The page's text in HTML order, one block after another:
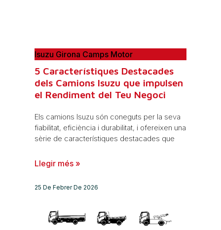
Isuzu Girona Camps Motor
5 Característiques Destacades
dels Camions Isuzu que impulsen
el Rendiment del Teu Negoci
Els camions Isuzu són coneguts per la seva
fiabilitat, eficiència i durabilitat, i ofereixen una
sèrie de característiques destacades que
Llegir més »
25 De Febrer De 2026